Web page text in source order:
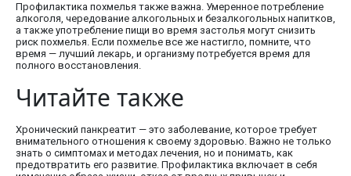
Профилактика похмелья также важна. Умеренное потребление
алкоголя, чередование алкогольных и безалкогольных напитков,
а также употребление пищи во время застолья могут снизить
риск похмелья. Если похмелье все же настигло, помните, что
время — лучший лекарь, и организму потребуется время для
полного восстановления.
Читайте также
Хронический панкреатит — это заболевание, которое требует
внимательного отношения к своему здоровью. Важно не только
знать о симптомах и методах лечения, но и понимать, как
предотвратить его развитие. Профилактика включает в себя